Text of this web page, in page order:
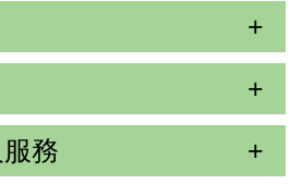
務